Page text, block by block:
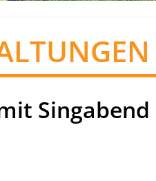
Singabend